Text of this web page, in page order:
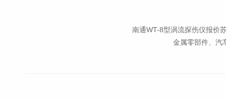
南通WT-8型涡流探伤仪报价
金属零部件、汽